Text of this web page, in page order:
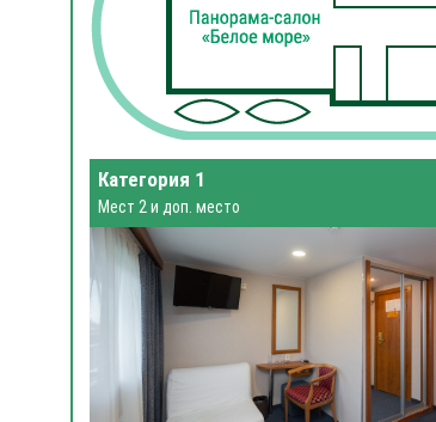
Категория 1
Мест 2 и доп. место